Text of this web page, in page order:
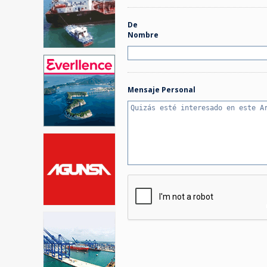
De
Nombre
Mensaje Personal